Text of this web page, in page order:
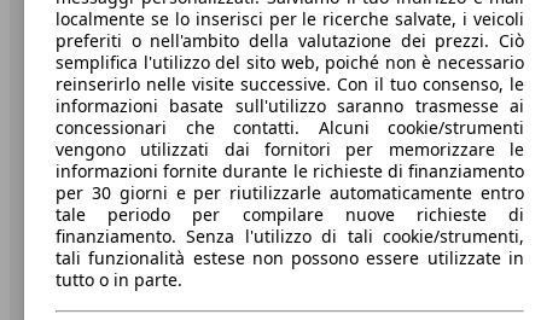
Società
A proposito di AutoScout24
Stampa
Media
Condizioni generali
Informazioni
Privacy
localmente se lo inserisci per le ricerche salvate, i veicoli
preferiti o nell'ambito della valutazione dei prezzi. Ciò
semplifica l'utilizzo del sito web, poiché non è necessario
reinserirlo nelle visite successive. Con il tuo consenso, le
informazioni basate sull'utilizzo saranno trasmesse ai
concessionari che contatti. Alcuni cookie/strumenti
vengono utilizzati dai fornitori per memorizzare le
informazioni fornite durante le richieste di finanziamento
per 30 giorni e per riutilizzarle automaticamente entro
tale periodo per compilare nuove richieste di
finanziamento. Senza l'utilizzo di tali cookie/strumenti,
tali funzionalità estese non possono essere utilizzate in
tutto o in parte.